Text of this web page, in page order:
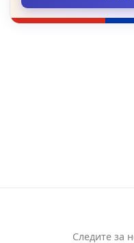
Следите за